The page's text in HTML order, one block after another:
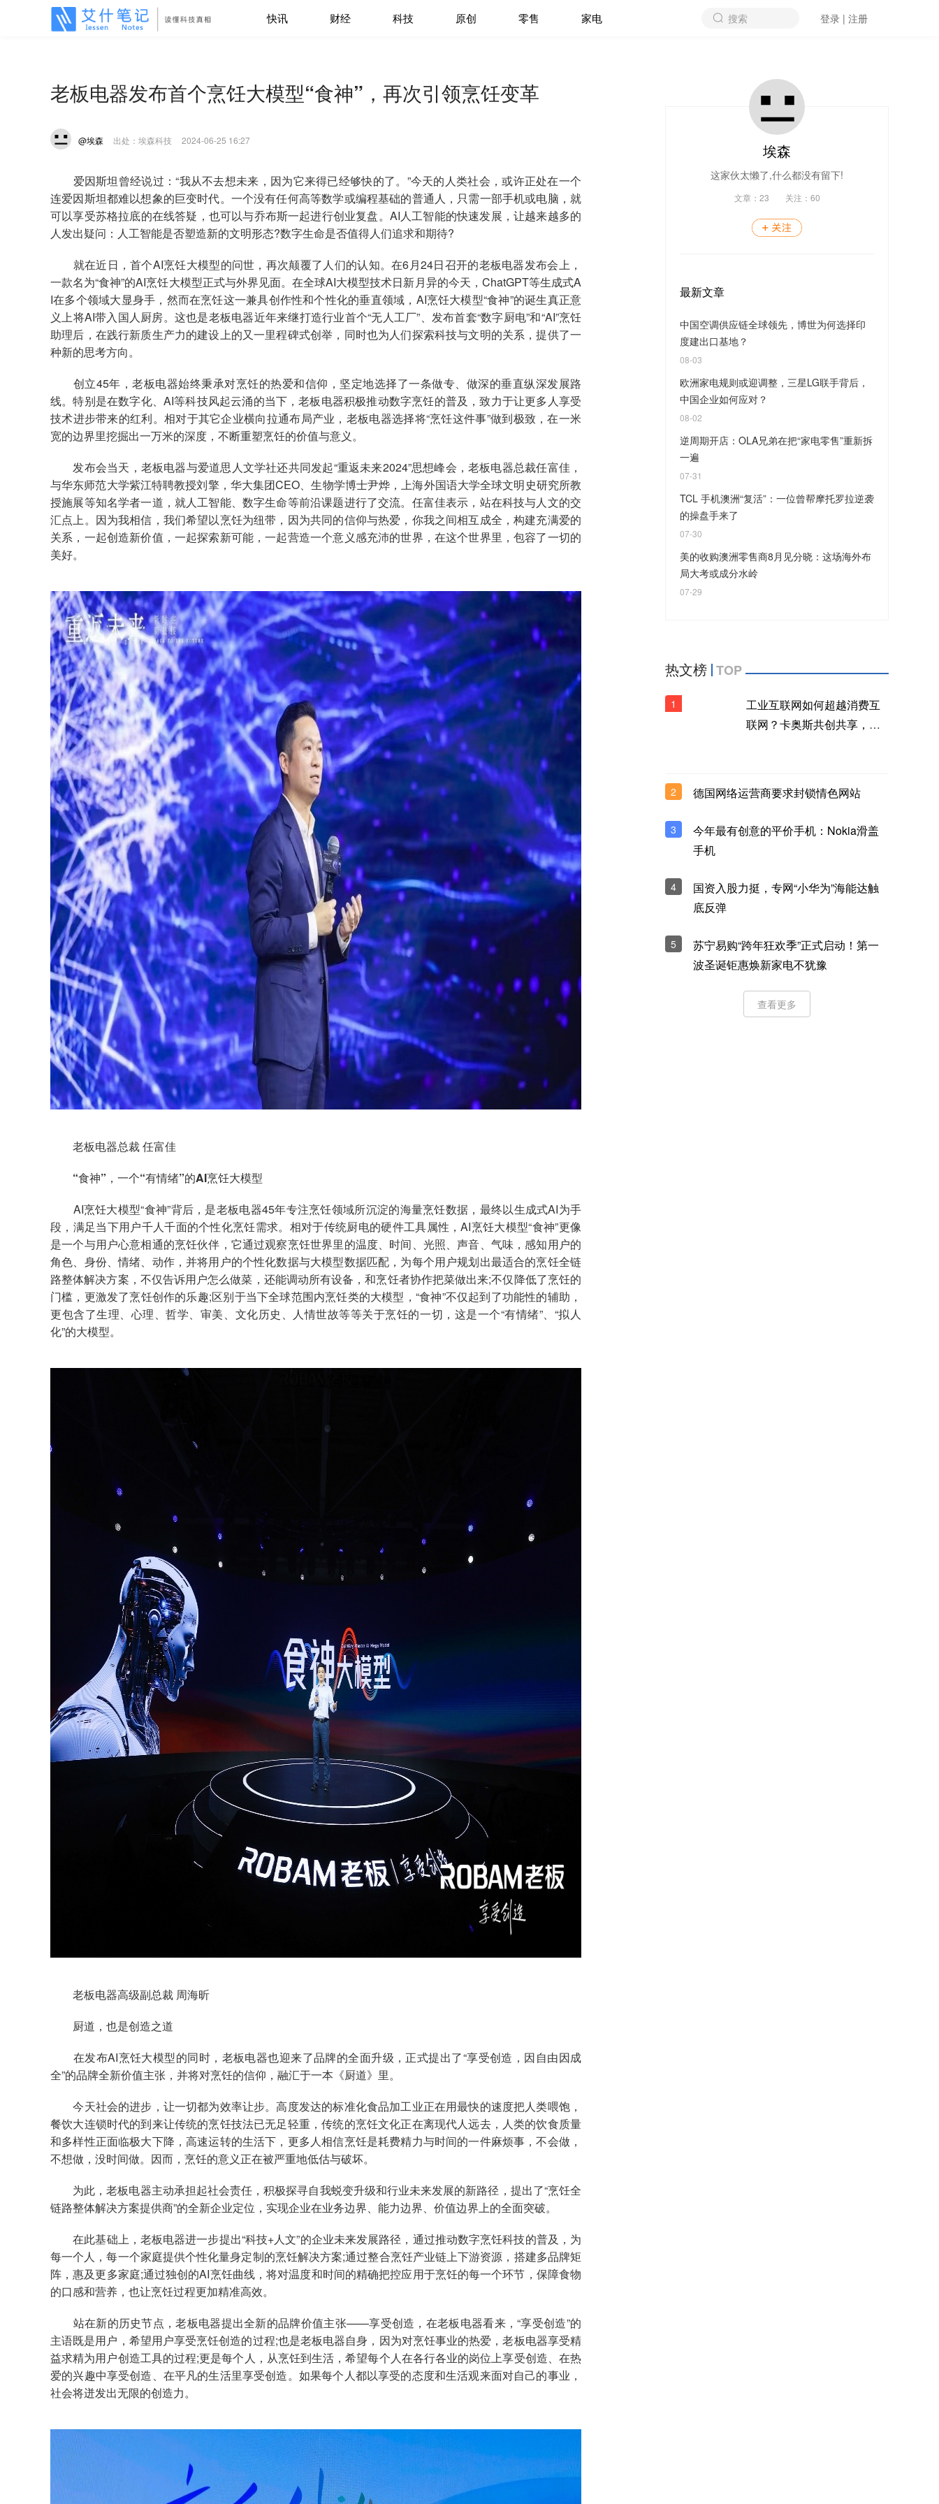
快讯 财经 科技 原创 零售 家电 搜索 登录 | 注册
老板电器发布首个烹饪大模型“食神”，再次引领烹饪变革
@埃森 出处：埃森科技 2024-06-25 16:27
爱因斯坦曾经说过：“我从不去想未来，因为它来得已经够快的了。”今天的人类社会，或许正处在一个
连爱因斯坦都难以想象的巨变时代。一个没有任何高等数学或编程基础的普通人，只需一部手机或电脑，就
可以享受苏格拉底的在线答疑，也可以与乔布斯一起进行创业复盘。AI人工智能的快速发展，让越来越多的
人发出疑问：人工智能是否塑造新的文明形态?数字生命是否值得人们追求和期待?
就在近日，首个AI烹饪大模型的问世，再次颠覆了人们的认知。在6月24日召开的老板电器发布会上，
一款名为“食神”的AI烹饪大模型正式与外界见面。在全球AI大模型技术日新月异的今天，ChatGPT等生成式A
I在多个领域大显身手，然而在烹饪这一兼具创作性和个性化的垂直领域，AI烹饪大模型“食神”的诞生真正意
义上将AI带入国人厨房。这也是老板电器近年来继打造行业首个“无人工厂”、发布首套“数字厨电”和“AI”烹饪
助理后，在践行新质生产力的建设上的又一里程碑式创举，同时也为人们探索科技与文明的关系，提供了一
种新的思考方向。
创立45年，老板电器始终秉承对烹饪的热爱和信仰，坚定地选择了一条做专、做深的垂直纵深发展路
线。特别是在数字化、AI等科技风起云涌的当下，老板电器积极推动数字烹饪的普及，致力于让更多人享受
技术进步带来的红利。相对于其它企业横向拉通布局产业，老板电器选择将“烹饪这件事”做到极致，在一米
宽的边界里挖掘出一万米的深度，不断重塑烹饪的价值与意义。
发布会当天，老板电器与爱道思人文学社还共同发起“重返未来2024”思想峰会，老板电器总裁任富佳，
与华东师范大学紫江特聘教授刘擎，华大集团CEO、生物学博士尹烨，上海外国语大学全球文明史研究所教
授施展等知名学者一道，就人工智能、数字生命等前沿课题进行了交流。任富佳表示，站在科技与人文的交
汇点上。因为我相信，我们希望以烹饪为纽带，因为共同的信仰与热爱，你我之间相互成全，构建充满爱的
关系，一起创造新价值，一起探索新可能，一起营造一个意义感充沛的世界，在这个世界里，包容了一切的
美好。
老板电器总裁 任富佳
“食神”，一个“有情绪”的AI烹饪大模型
AI烹饪大模型“食神”背后，是老板电器45年专注烹饪领域所沉淀的海量烹饪数据，最终以生成式AI为手
段，满足当下用户千人千面的个性化烹饪需求。相对于传统厨电的硬件工具属性，AI烹饪大模型“食神”更像
是一个与用户心意相通的烹饪伙伴，它通过观察烹饪世界里的温度、时间、光照、声音、气味，感知用户的
角色、身份、情绪、动作，并将用户的个性化数据与大模型数据匹配，为每个用户规划出最适合的烹饪全链
路整体解决方案，不仅告诉用户怎么做菜，还能调动所有设备，和烹饪者协作把菜做出来;不仅降低了烹饪的
门槛，更激发了烹饪创作的乐趣;区别于当下全球范围内烹饪类的大模型，“食神”不仅起到了功能性的辅助，
更包含了生理、心理、哲学、审美、文化历史、人情世故等等关于烹饪的一切，这是一个“有情绪”、“拟人
化”的大模型。
老板电器高级副总裁 周海昕
厨道，也是创造之道
在发布AI烹饪大模型的同时，老板电器也迎来了品牌的全面升级，正式提出了“享受创造，因自由因成
全”的品牌全新价值主张，并将对烹饪的信仰，融汇于一本《厨道》里。
今天社会的进步，让一切都为效率让步。高度发达的标准化食品加工业正在用最快的速度把人类喂饱，
餐饮大连锁时代的到来让传统的烹饪技法已无足轻重，传统的烹饪文化正在离现代人远去，人类的饮食质量
和多样性正面临极大下降，高速运转的生活下，更多人相信烹饪是耗费精力与时间的一件麻烦事，不会做，
不想做，没时间做。因而，烹饪的意义正在被严重地低估与破坏。
为此，老板电器主动承担起社会责任，积极探寻自我蜕变升级和行业未来发展的新路径，提出了“烹饪全
链路整体解决方案提供商”的全新企业定位，实现企业在业务边界、能力边界、价值边界上的全面突破。
在此基础上，老板电器进一步提出“科技+人文”的企业未来发展路径，通过推动数字烹饪科技的普及，为
每一个人，每一个家庭提供个性化量身定制的烹饪解决方案;通过整合烹饪产业链上下游资源，搭建多品牌矩
阵，惠及更多家庭;通过独创的AI烹饪曲线，将对温度和时间的精确把控应用于烹饪的每一个环节，保障食物
的口感和营养，也让烹饪过程更加精准高效。
站在新的历史节点，老板电器提出全新的品牌价值主张——享受创造，在老板电器看来，“享受创造”的
主语既是用户，希望用户享受烹饪创造的过程;也是老板电器自身，因为对烹饪事业的热爱，老板电器享受精
益求精为用户创造工具的过程;更是每个人，从烹饪到生活，希望每个人在各行各业的岗位上享受创造、在热
爱的兴趣中享受创造、在平凡的生活里享受创造。如果每个人都以享受的态度和生活观来面对自己的事业，
社会将迸发出无限的创造力。
埃森
这家伙太懒了,什么都没有留下!
文章： 23 关注： 60
最新文章
中国空调供应链全球领先，博世为何选择印
度建出口基地？
08-03
欧洲家电规则或迎调整，三星LG联手背后，
中国企业如何应对？
08-02
逆周期开店：OLA兄弟在把“家电零售”重新拆
一遍
07-31
TCL 手机澳洲“复活”：一位曾帮摩托罗拉逆袭
的操盘手来了
07-30
美的收购澳洲零售商8月见分晓：这场海外布
局大考或成分水岭
07-29
热文榜 TOP
1
工业互联网如何超越消费互
联网？卡奥斯共创共享，构
2 德国网络运营商要求封锁情色网站
3
今年最有创意的平价手机：Nokia滑盖
手机
4
国资入股力挺，专网“小华为”海能达触
底反弹
5
苏宁易购“跨年狂欢季”正式启动！第一
波圣诞钜惠焕新家电不犹豫
查看更多